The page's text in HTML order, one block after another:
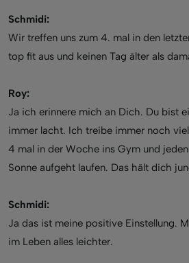
Schmidi:
Wir treffen uns zum 4. mal in den
top fit aus und keinen Tag älter als
Roy:
Ja ich erinnere mich an Dich. Du bist
immer lacht. Ich treibe immer noch
4 mal in der Woche ins Gym und
Sonne aufgeht laufen. Das hält dich
Schmidi:
Ja das ist meine positive Einstellung.
im Leben alles leichter.